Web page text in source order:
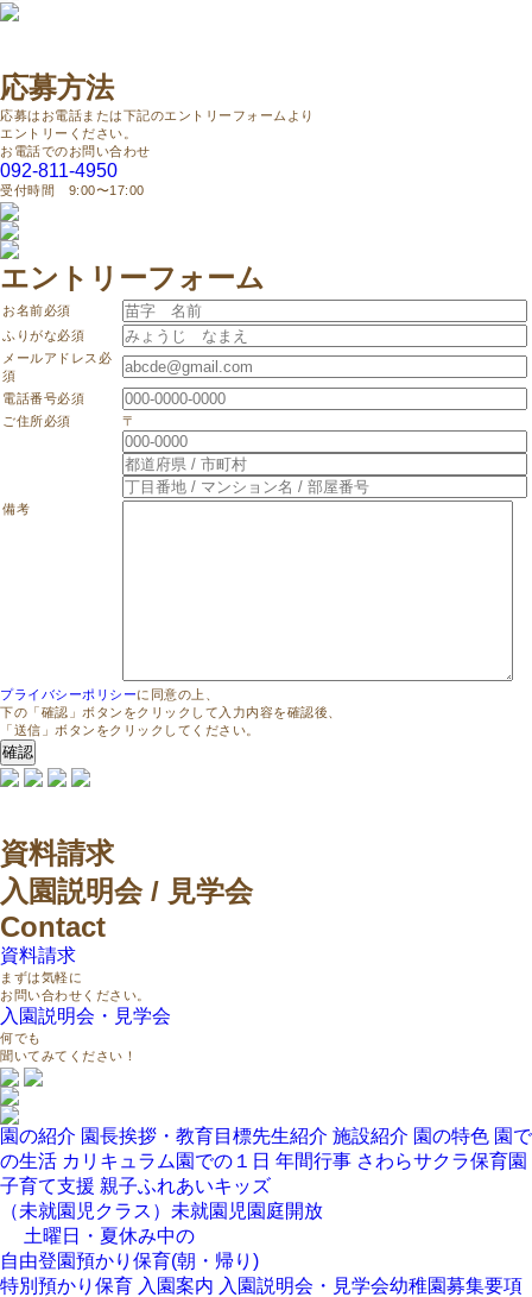
応募方法
応募はお電話または下記のエントリーフォームより
エントリーください。
お電話でのお問い合わせ
092-811-4950
受付時間 9:00〜17:00
エントリーフォーム
お名前必須
ふりがな必須
メールアドレス 必
須
電話番号必須
ご住所必須 〒
備考
プライバシーポリシーに同意の上、
下の「確認」ボタンをクリックして入力内容を確認後、
「送信」ボタンをクリックしてください。
資料請求
入園説明会 / 見学会
Contact
資料請求
まずは気軽に
お問い合わせください。
入園説明会・見学会
何でも
聞いてみてください！
園の紹介 園長挨拶・教育目標先生紹介 施設紹介 園の特色 園で
の生活 カリキュラム 園での１日 年間行事 さわらサクラ保育園
子育て支援 親子ふれあいキッズ
（未就園児クラス） 未就園児園庭開放
土曜日・夏休み中の
自由登園預かり保育(朝・帰り)
特別預かり保育 入園案内 入園説明会・見学会幼稚園募集要項